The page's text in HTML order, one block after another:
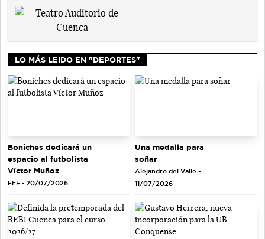
LO MÁS LEIDO EN "DEPORTES"
Boniches dedicará un
espacio al futbolista
Víctor Muñoz
EFE - 20/07/2026
Una medalla para
soñar
Alejandro del Valle -
11/07/2026